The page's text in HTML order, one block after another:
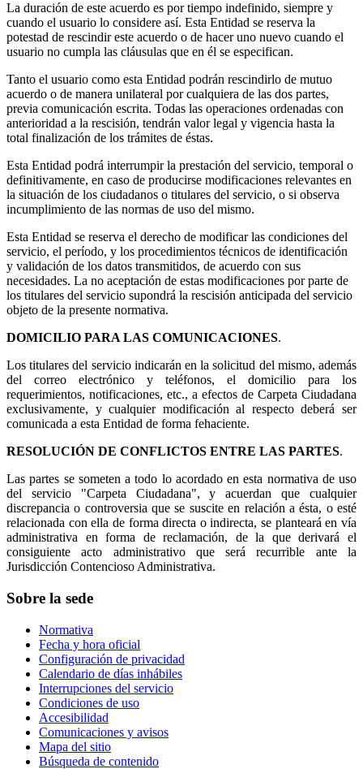
La duración de este acuerdo es por tiempo indefinido, siempre y
cuando el usuario lo considere así. Esta Entidad se reserva la
potestad de rescindir este acuerdo o de hacer uno nuevo cuando el
usuario no cumpla las cláusulas que en él se especifican.
Tanto el usuario como esta Entidad podrán rescindirlo de mutuo
acuerdo o de manera unilateral por cualquiera de las dos partes,
previa comunicación escrita. Todas las operaciones ordenadas con
anterioridad a la rescisión, tendrán valor legal y vigencia hasta la
total finalización de los trámites de éstas.
Esta Entidad podrá interrumpir la prestación del servicio, temporal o
definitivamente, en caso de producirse modificaciones relevantes en
la situación de los ciudadanos o titulares del servicio, o si observa
incumplimiento de las normas de uso del mismo.
Esta Entidad se reserva el derecho de modificar las condiciones del
servicio, el período, y los procedimientos técnicos de identificación
y validación de los datos transmitidos, de acuerdo con sus
necesidades. La no aceptación de estas modificaciones por parte de
los titulares del servicio supondrá la rescisión anticipada del servicio
objeto de la presente normativa.
DOMICILIO PARA LAS COMUNICACIONES.
Los titulares del servicio indicarán en la solicitud del mismo, además
del correo electrónico y teléfonos, el domicilio para los
requerimientos, notificaciones, etc., a efectos de Carpeta Ciudadana
exclusivamente, y cualquier modificación al respecto deberá ser
comunicada a esta Entidad de forma fehaciente.
RESOLUCIÓN DE CONFLICTOS ENTRE LAS PARTES.
Las partes se someten a todo lo acordado en esta normativa de uso
del servicio "Carpeta Ciudadana", y acuerdan que cualquier
discrepancia o controversia que se suscite en relación a ésta, o esté
relacionada con ella de forma directa o indirecta, se planteará en vía
administrativa en forma de reclamación, de la que derivará el
consiguiente acto administrativo que será recurrible ante la
Jurisdicción Contencioso Administrativa.
Sobre la sede
Normativa
Fecha y hora oficial
Configuración de privacidad
Calendario de días inhábiles
Interrupciones del servicio
Condiciones de uso
Accesibilidad
Comunicaciones y avisos
Mapa del sitio
Búsqueda de contenido